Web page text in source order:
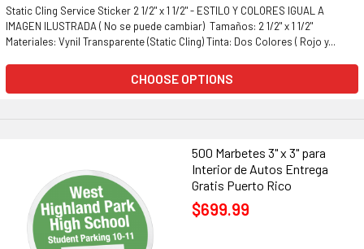
Static Cling Service Sticker 2 1/2" x 1 1/2" - ESTILO Y COLORES IGUAL A
IMAGEN ILUSTRADA ( No se puede cambiar) Tamaños: 2 1/2" x 1 1/2"
Materiales: Vynil Transparente (Static Cling) Tinta: Dos Colores ( Rojo y...
CHOOSE OPTIONS
500 Marbetes 3" x 3" para
Interior de Autos Entrega
Gratis Puerto Rico
$699.99